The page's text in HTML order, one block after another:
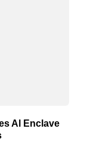
Al Enclave